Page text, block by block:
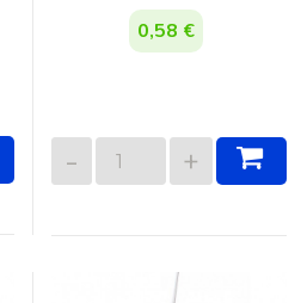
0,58 €